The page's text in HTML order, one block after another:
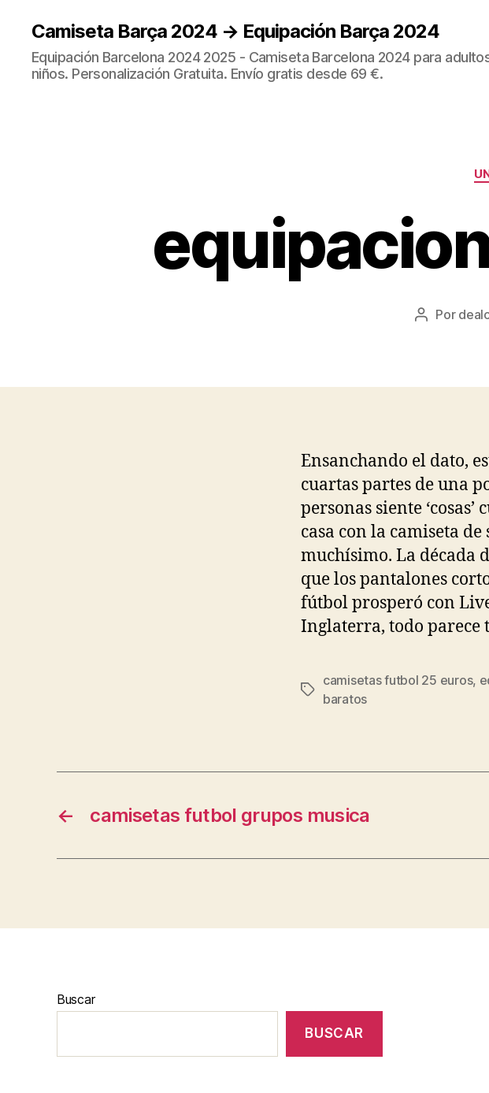
Camiseta Barça 2024 → Equipación Barça 2024
Equipación Barcelona 2024 2025 - Camiseta Barcelona 2024 para
niños. Personalización Gratuita. Envío gratis desde 69 €.
Autor
Por
Ensanchando el dato,
cuartas partes de una
personas siente
casa con la camiseta
muchísimo. La década
que los pantalones
fútbol prosperó con
Inglaterra, todo parece
Etiquetas
camisetas futbol 25 euros,
baratos
← camisetas futbol grupos musica
Buscar
BUSCAR